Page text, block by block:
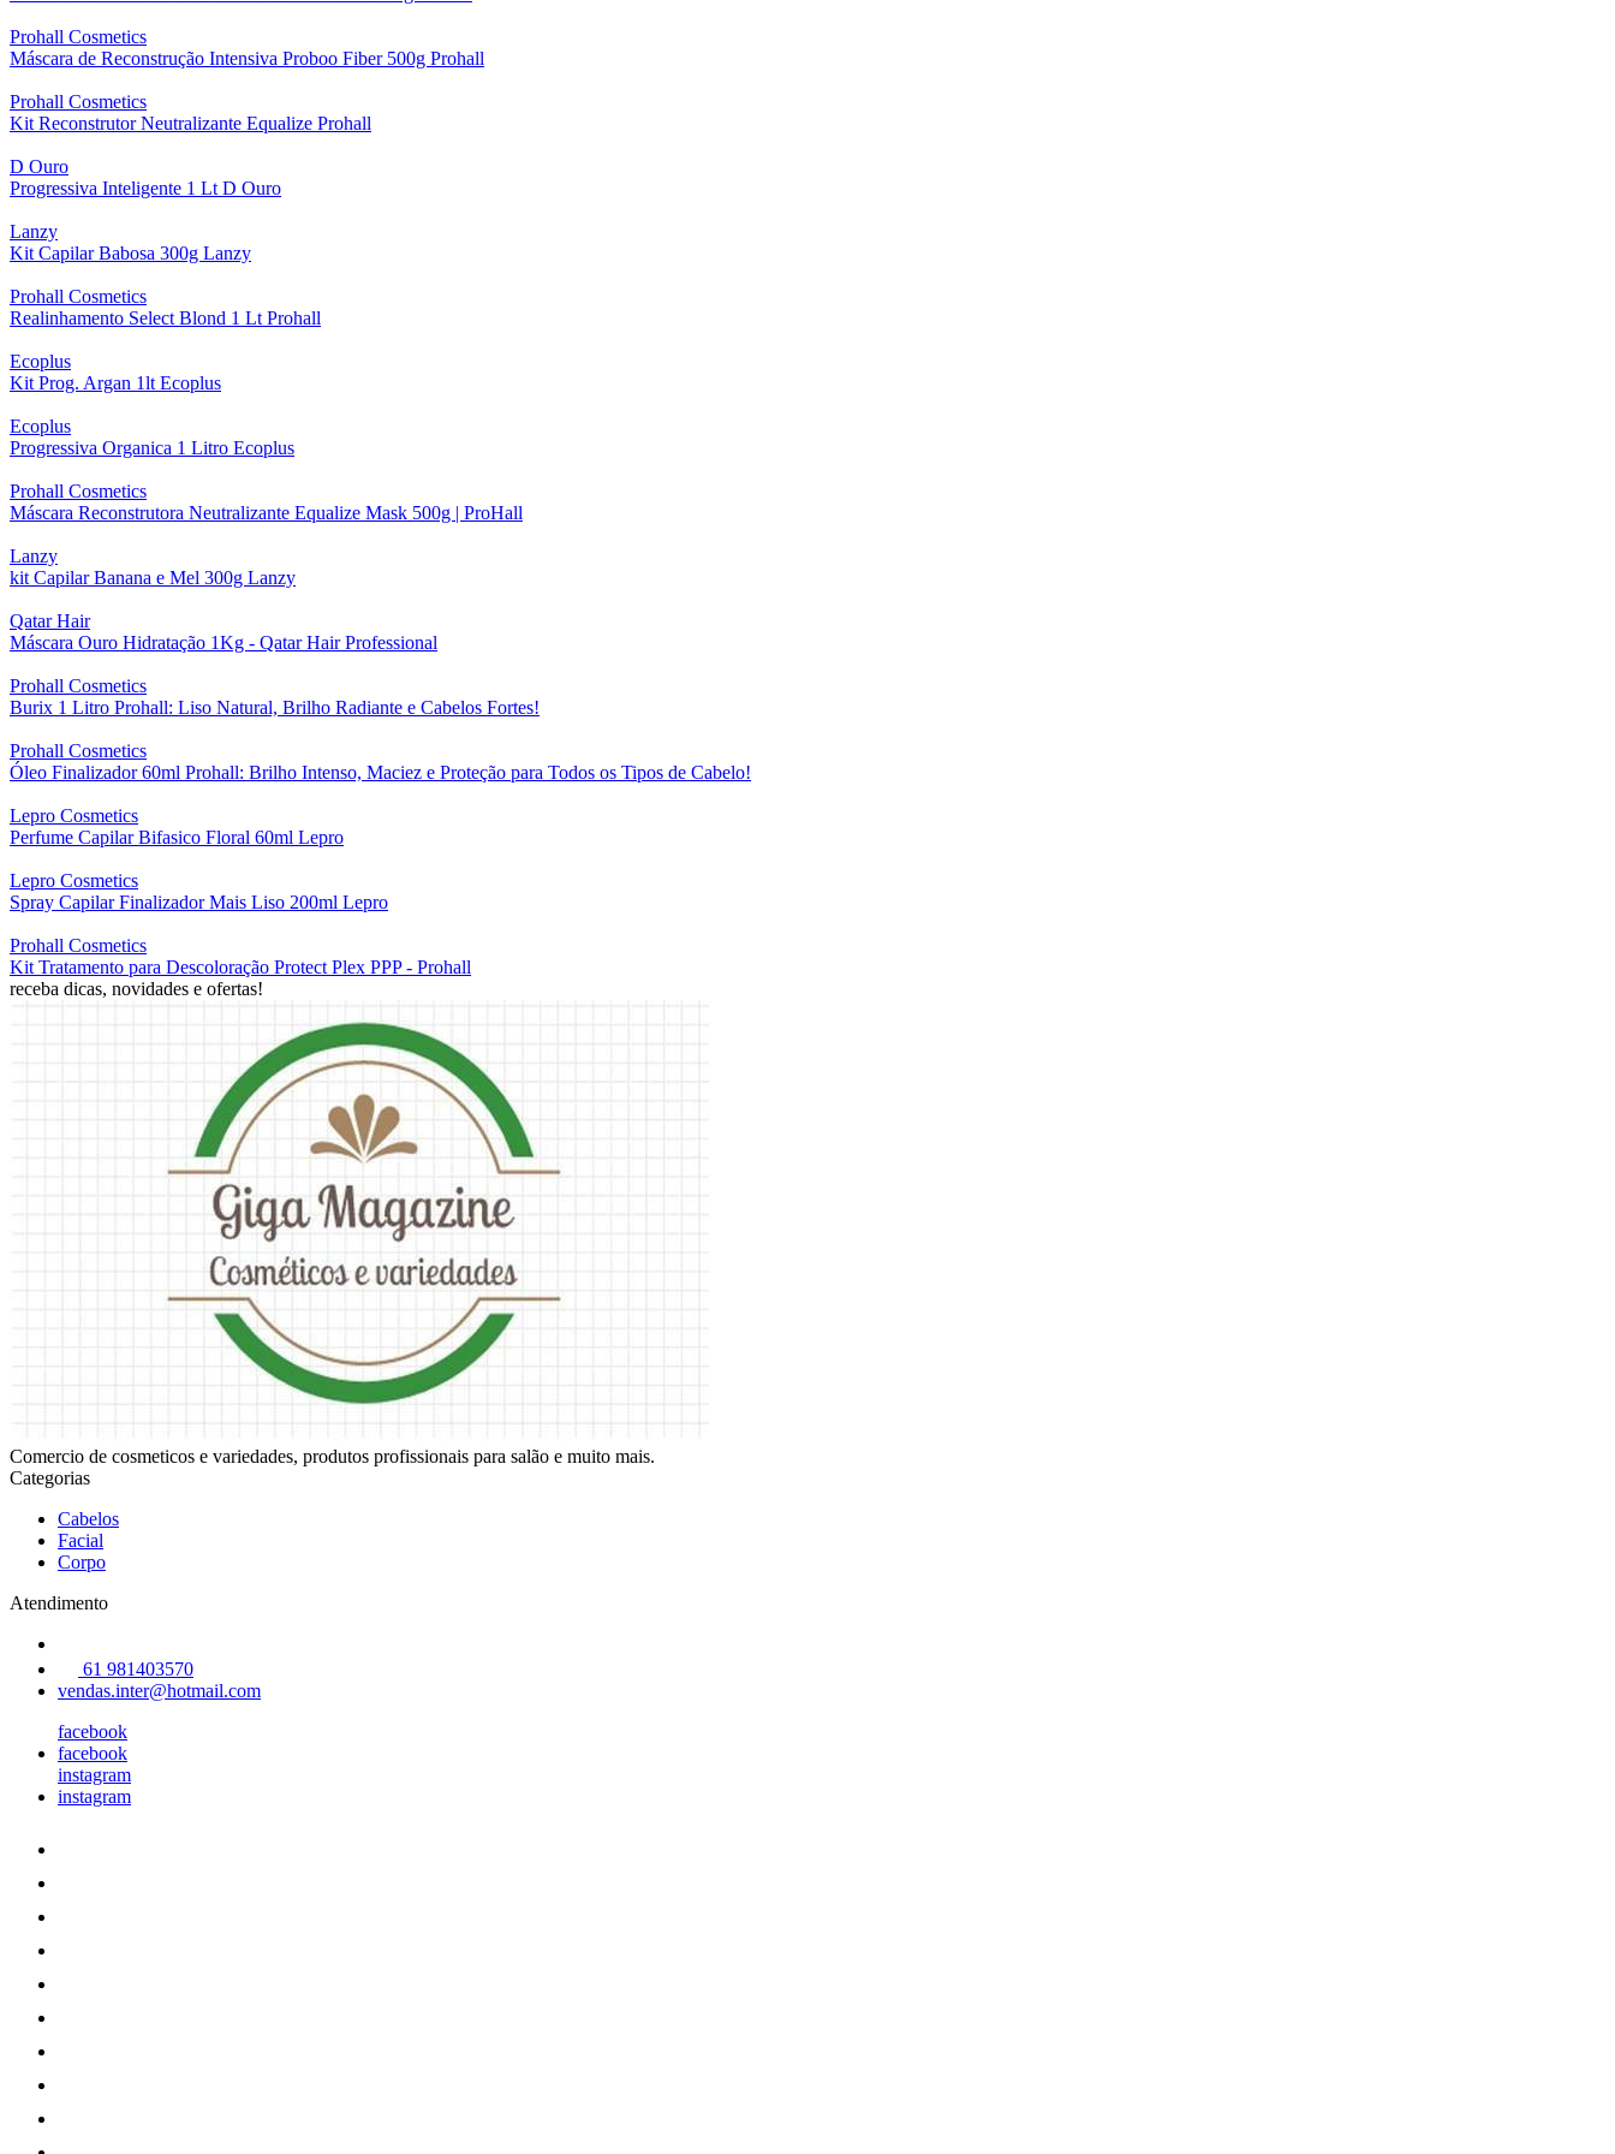
Prohall Cosmetics
Máscara de Reconstrução Intensiva Proboo Fiber 500g Prohall
Prohall Cosmetics
Kit Reconstrutor Neutralizante Equalize Prohall
D Ouro
Progressiva Inteligente 1 Lt D Ouro
Lanzy
Kit Capilar Babosa 300g Lanzy
Prohall Cosmetics
Realinhamento Select Blond 1 Lt Prohall
Ecoplus
Kit Prog. Argan 1lt Ecoplus
Ecoplus
Progressiva Organica 1 Litro Ecoplus
Prohall Cosmetics
Máscara Reconstrutora Neutralizante Equalize Mask 500g | ProHall
Lanzy
kit Capilar Banana e Mel 300g Lanzy
Qatar Hair
Máscara Ouro Hidratação 1Kg - Qatar Hair Professional
Prohall Cosmetics
Burix 1 Litro Prohall: Liso Natural, Brilho Radiante e Cabelos Fortes!
Prohall Cosmetics
Óleo Finalizador 60ml Prohall: Brilho Intenso, Maciez e Proteção para Todos os Tipos de Cabelo!
Lepro Cosmetics
Perfume Capilar Bifasico Floral 60ml Lepro
Lepro Cosmetics
Spray Capilar Finalizador Mais Liso 200ml Lepro
Prohall Cosmetics
Kit Tratamento para Descoloração Protect Plex PPP - Prohall
receba dicas, novidades e ofertas!
Comercio de cosmeticos e variedades, produtos profissionais para salão e muito mais.
Categorias
Cabelos
Facial
Corpo
Atendimento
61 981403570
vendas.inter@hotmail.com
facebook
facebook
instagram
instagram